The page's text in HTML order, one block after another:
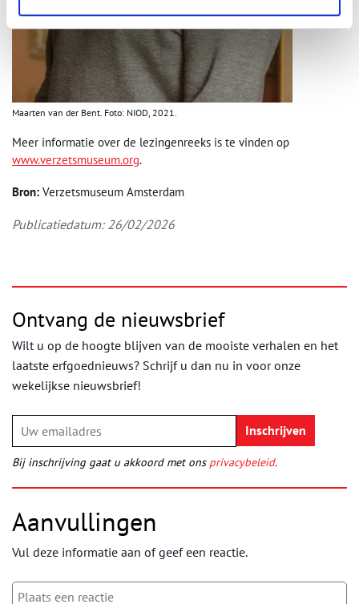
Maarten van der Bent. Foto: NIOD, 2021.
Meer informatie over de lezingenreeks is te vinden op
www.verzetsmuseum.org.
Bron: Verzetsmuseum Amsterdam
Publicatiedatum: 26/02/2026
Ontvang de nieuwsbrief
Wilt u op de hoogte blijven van de mooiste verhalen en het
laatste erfgoednieuws? Schrijf u dan nu in voor onze
wekelijkse nieuwsbrief!
Bij inschrijving gaat u akkoord met ons privacybeleid.
Aanvullingen
Vul deze informatie aan of geef een reactie.